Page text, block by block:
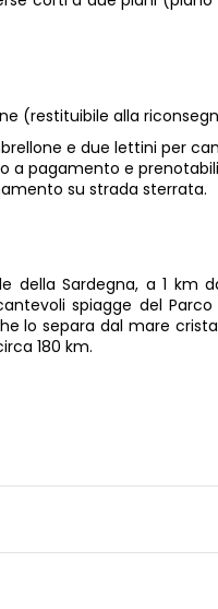
Sardegna, a 1 km
spiagge del
lo separa dal mare
180 km.
e due lettini per
pagamento e
su strada sterrata.
(restituibile alla